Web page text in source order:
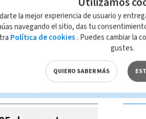
esta página, mismo que es propiedad de
MÁS VIDEOS
la mejor experiencia de usuario y
navegando el sitio, das tu
Política de cookies . Puedes cambiar la
gustes.
QUIERO SABER MÁS